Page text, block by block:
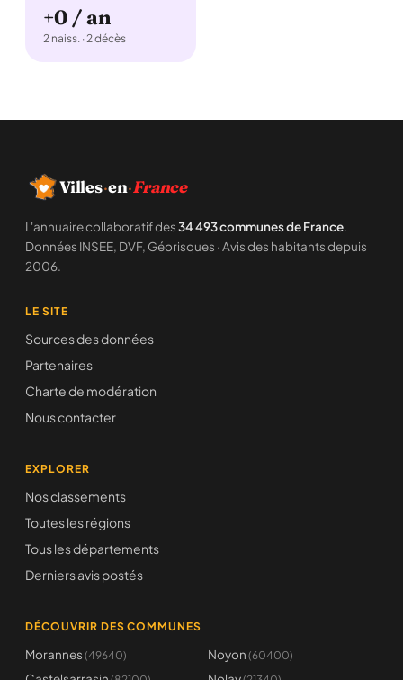
+0 / an
2 naiss. · 2 décès
Villes·en·France
L'annuaire collaboratif des34 493 communes de France.
Données INSEE, DVF, Géorisques · Avis des habitants depuis
2006.
LE SITE
Sources des données
Partenaires
Charte de modération
Nous contacter
EXPLORER
Nos classements
Toutes les régions
Tous les départements
Derniers avis postés
DÉCOUVRIR DES COMMUNES
Morannes (49640) Noyon (60400)